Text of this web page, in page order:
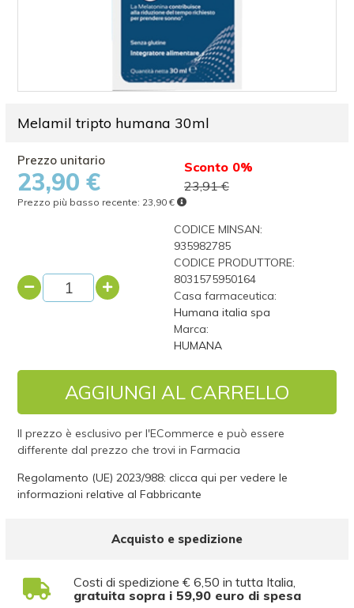
Melamil tripto humana 30ml
23,90 €
Sconto 0%
23,91 €
Prezzo più basso recente: 23,90 €
CODICE MINSAN:
935982785
CODICE PRODUTTORE:
8031575950164
Casa farmaceutica:
Humana italia spa
Marca:
HUMANA
AGGIUNGI AL CARRELLO
Il prezzo è esclusivo per l'ECommerce e può essere
differente dal prezzo che trovi in Farmacia
Regolamento (UE) 2023/988: clicca qui per vedere le
informazioni relative al Fabbricante
Acquisto e spedizione
Costi di spedizione € 6,50 in tutta Italia,
gratuita sopra i 59,90 euro di spesa